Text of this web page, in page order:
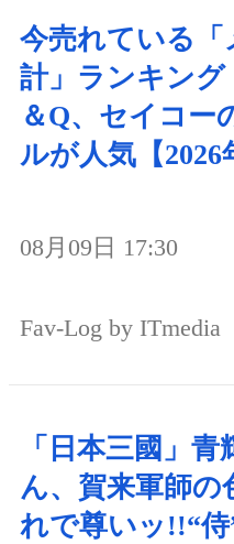
今売れている「
計」ランキン
＆Q、セイコー
ルが人気【2026
08月09日 17:30
Fav-Log by ITmedia
「日本三國」
ん、賀来軍師の
れで尊いッ!!“